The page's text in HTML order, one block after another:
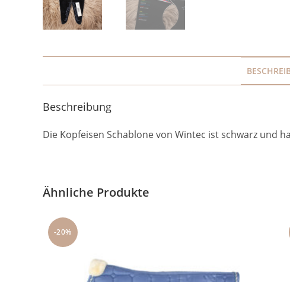
Beschreibung
Die Kopfeisen Schablone von Wintec ist schwarz und
Ähnliche Produkte
-20%